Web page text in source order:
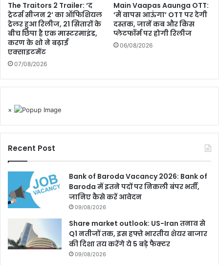
The Traitors 2 Trailer: ‘द
ट्रेटर्स सीजन 2’ का ऑफिशियल
ट्रेलर हुआ रिलीज, 21 सितारों के
बीच छिपा है एक मास्टरमाइंड,
करण के शो ने बढ़ाई
एक्साइटमेंट
07/08/2026
Main Vaapas Aaunga OTT:
‘मैं वापस आऊंगा’ OTT पर देगी
दस्तक, जानें कब और किस
प्लेटफॉर्म पर होगी रिलीज
06/08/2026
×
Recent Post
Bank of Baroda Vacancy 2026: Bank of
Baroda में इतने पदों पर निकली बंपर भर्ती,
जानिए कैसे करें आवेदन
09/08/2026
Share market outlook: US-Iran तनाव से
Q1 नतीजों तक, इस हफ्ते भारतीय शेयर बाजार
की दिशा तय करेंगे ये 5 बड़े फैक्टर
09/08/2026